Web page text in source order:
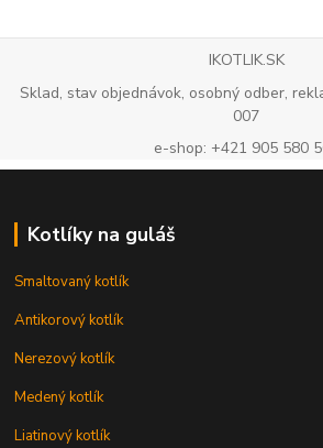
IKOTLIK.SK
Sklad, stav objednávok, osobný odber,
007
e-shop: +421 905 580
Kotlíky na guláš
Smaltovaný kotlík
Antikorový kotlík
Nerezový kotlík
Medený kotlík
Liatinový kotlík